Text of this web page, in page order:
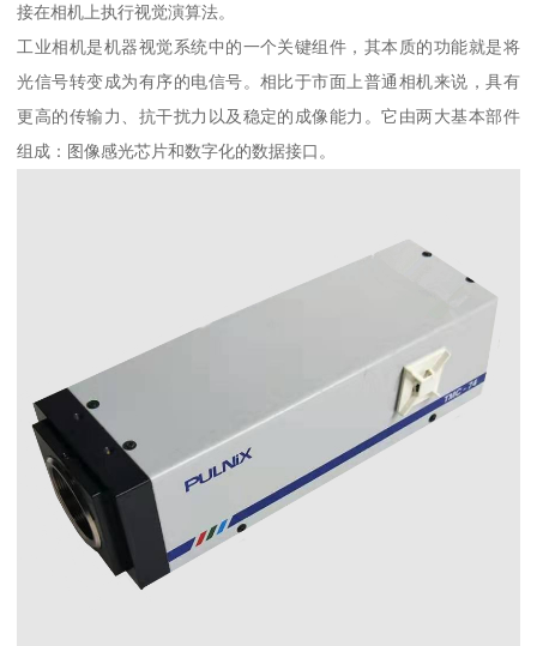
接在相机上执行视觉演算法。
工业相机是机器视觉系统中的一个关键组件，其本质的功能就是将
光信号转变成为有序的电信号。相比于市面上普通相机来说，具有
更高的传输力、抗干扰力以及稳定的成像能力。它由两大基本部件
组成：图像感光芯片和数字化的数据接口。